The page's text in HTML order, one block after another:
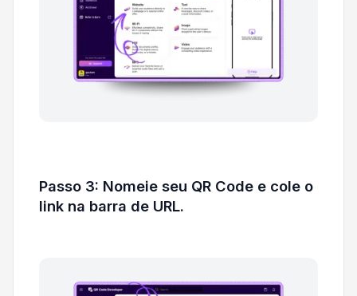
Passo 3: Nomeie seu QR Code e cole o
link na barra de URL.